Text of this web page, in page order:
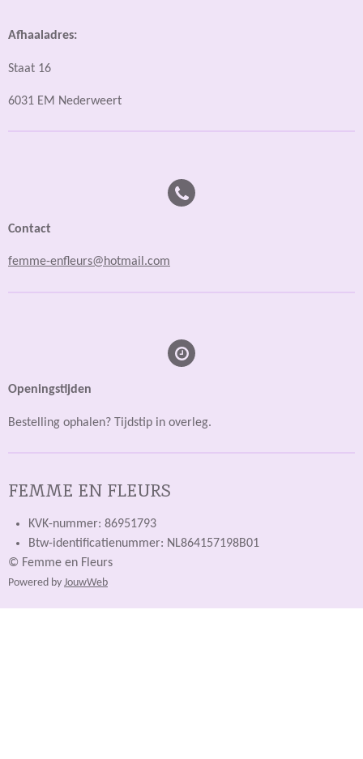
Afhaaladres:
Staat 16
6031 EM Nederweert
Contact
femme-enfleurs@hotmail.com
Openingstijden
Bestelling ophalen? Tijdstip in overleg.
FEMME EN FLEURS
KVK-nummer: 86951793
Btw-identificatienummer: NL864157198B01
© Femme en Fleurs
Powered by JouwWeb